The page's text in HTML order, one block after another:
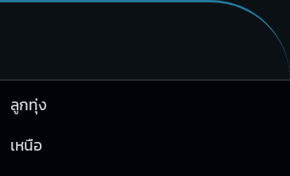
ลูกทุ่ง
เหนือ